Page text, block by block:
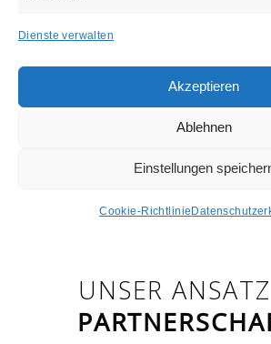
Dienste verwalten
Akzeptieren
Ablehnen
Einstellungen
Cookie-Richtlinie
Wir sind Mitglied von AM Suisse,
UNSER